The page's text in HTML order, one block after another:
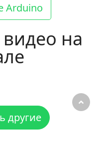
Arduino
на
другие